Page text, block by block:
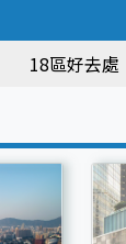
18區好去處